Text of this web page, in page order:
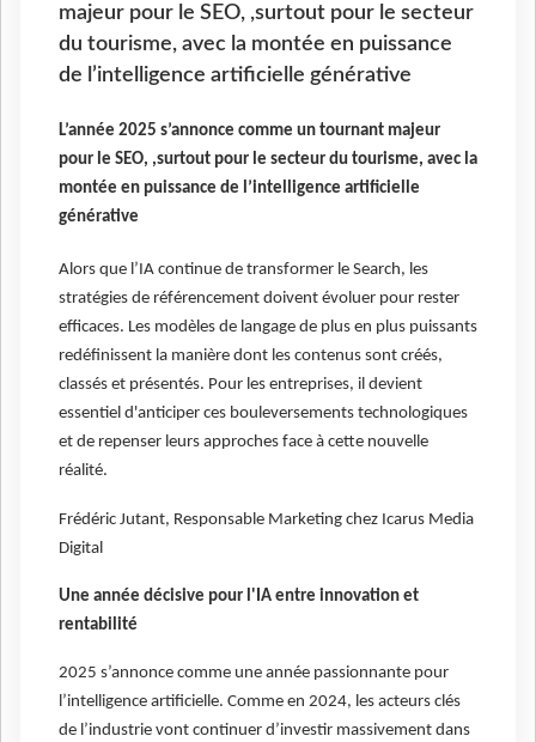
majeur pour le SEO, ,surtout pour le secteur
du tourisme, avec la montée en puissance
de l’intelligence artificielle générative
L’année 2025 s’annonce comme un tournant majeur
pour le SEO, ,surtout pour le secteur du tourisme, avec la
montée en puissance de l’intelligence artificielle
générative
Alors que l’IA continue de transformer le Search, les
stratégies de référencement doivent évoluer pour rester
efficaces. Les modèles de langage de plus en plus puissants
redéfinissent la manière dont les contenus sont créés,
classés et présentés. Pour les entreprises, il devient
essentiel d'anticiper ces bouleversements technologiques
et de repenser leurs approches face à cette nouvelle
réalité.
Frédéric Jutant, Responsable Marketing chez Icarus Media
Digital
Une année décisive pour l'IA entre innovation et
rentabilité
2025 s’annonce comme une année passionnante pour
l’intelligence artificielle. Comme en 2024, les acteurs clés
de l’industrie vont continuer d’investir massivement dans